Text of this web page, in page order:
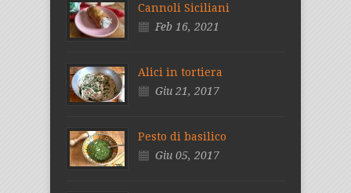
Cannoli Siciliani
Feb 16, 2021
Alici in tortiera
Giu 21, 2017
Pesto di basilico
Giu 05, 2017